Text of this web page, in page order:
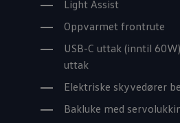
Light Assist
Oppvarmet frontrute
USB-C uttak (inntil
uttak
Elektriske skyvedører
Bakluke med